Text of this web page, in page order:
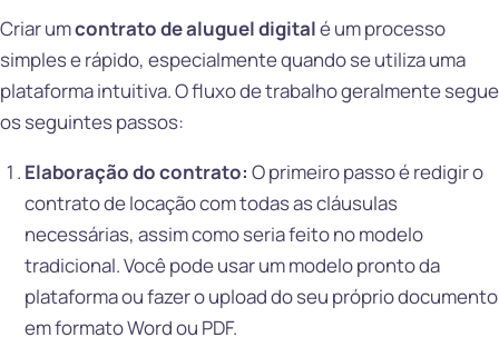
Criar umcontrato de aluguel digitalé um processo
simples e rápido, especialmente quando se utiliza uma
plataforma intuitiva. O fluxo de trabalho geralmente segue
os seguintes passos:
Elaboração do contrato: O primeiro passo é redigir o
contrato de locação com todas as cláusulas
necessárias, assim como seria feito no modelo
tradicional. Você pode usar um modelo pronto da
plataforma ou fazer o upload do seu próprio documento
em formato Word ou PDF.